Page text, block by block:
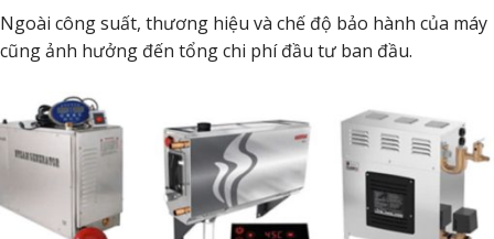
Ngoài công suất, thương hiệu và chế độ bảo hành của máy
cũng ảnh hưởng đến tổng chi phí đầu tư ban đầu.